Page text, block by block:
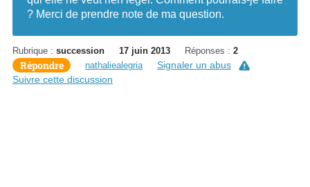
? Merci de prendre note de ma question.
Rubrique : succession 17 juin 2013 Réponses : 2
Répondre nathaliealegria
Signaler un abus
Suivre cette discussion